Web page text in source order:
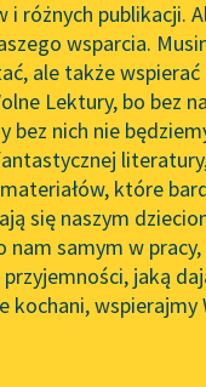
32.
API
OAI-
Widget
Przypisy
i różnych publikacji.
wsparcia.
ale także wspierać
Lektury, bo bez
bez nich nie
które
się naszym
nam samym w
jaką
kochani, wspierajmy
W
I tak
skwarze
Combray
za
którą...
Czytaj